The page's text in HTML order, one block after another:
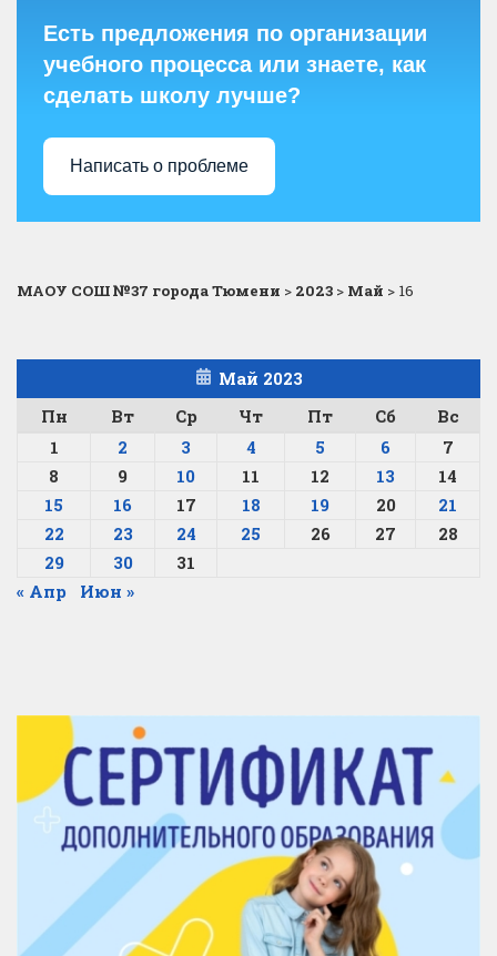
Есть предложения по организации
учебного процесса или знаете, как
сделать школу лучше?
Написать о проблеме
МАОУ СОШ №37 города Тюмени > 2023 > Май > 16
Май 2023
Пн
Вт Ср Чт Пт Сб
Вс
1
2 3 4 5 6
7
8
9 10 11 12 13
14
15
16 17 18 19 20
21
22
23 24 25 26 27
28
29
30
31
« Апр
Июн »